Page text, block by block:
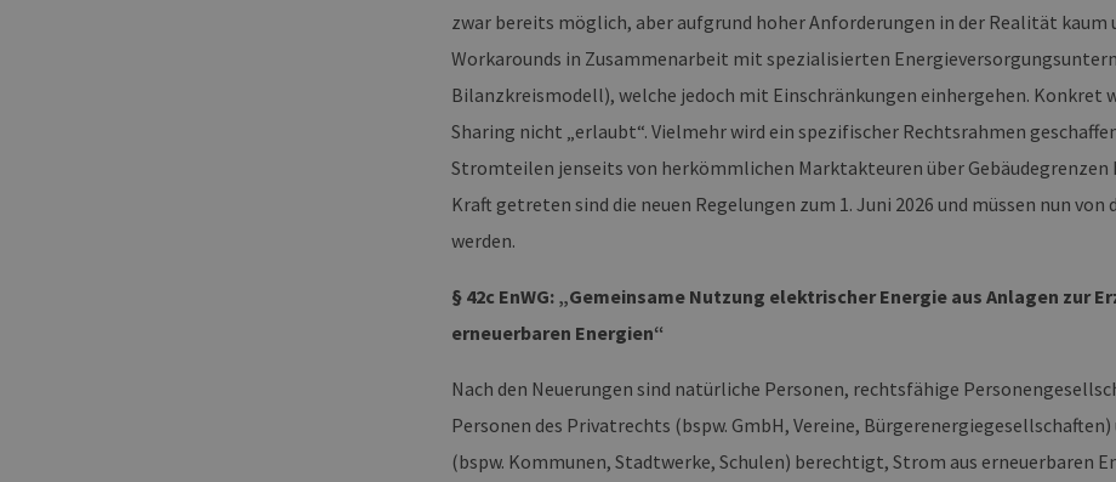
zwar bereits möglich, aber aufgrund hoher Anforderungen in der Realität kaum
Workarounds in Zusammenarbeit mit spezialisierten
Bilanzkreismodell), welche jedoch mit Einschränkungen einhergehen. Konkret
Sharing nicht „erlaubt“. Vielmehr wird ein spezifischer Rechtsrahmen
Stromteilen jenseits von herkömmlichen Marktakteuren über
Kraft getreten sind die neuen Regelungen zum 1. Juni 2026 und müssen nun
werden.
§ 42c EnWG: „Gemeinsame Nutzung elektrischer Energie aus Anlagen zur
erneuerbaren Energien“
Nach den Neuerungen sind natürliche Personen, rechtsfähige
Personen des Privatrechts (bspw. GmbH, Vereine,
(bspw. Kommunen, Stadtwerke, Schulen) berechtigt, Strom aus erneuerbaren